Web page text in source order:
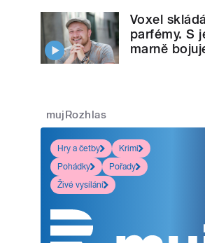
Voxel
parfémy. S
marně
mujRozhlas
Hry a četby
Krimi
Pohádky
Pořady
Živé vysílání